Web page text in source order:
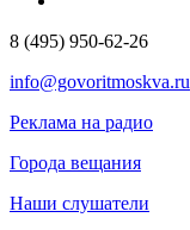
8 (495) 950-62-26
info@govoritmoskva.ru
Реклама на радио
Города вещания
Наши слушатели